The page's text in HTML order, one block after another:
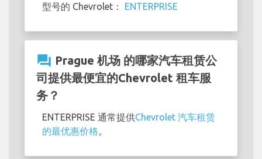
型号的 Chevrolet： ENTERPRISE
question_answer Prague 机场 的哪家汽车租赁公
司提供最便宜的Chevrolet 租车服
务？
ENTERPRISE 通常提供Chevrolet 汽车租赁
的最优惠价格